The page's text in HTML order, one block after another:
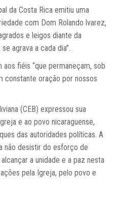
da Costa Rica emitiu uma
com Dom Rolando lvarez,
e leigos diante da
agrava a cada dia".
fiéis “que permaneçam, sob
constante oração por nossos
(CEB) expressou sua
e ao povo nicaraguense,
das autoridades políticas. A
não desistir do esforço de
a unidade e a paz nesta
pela Igreja, pelo povo e